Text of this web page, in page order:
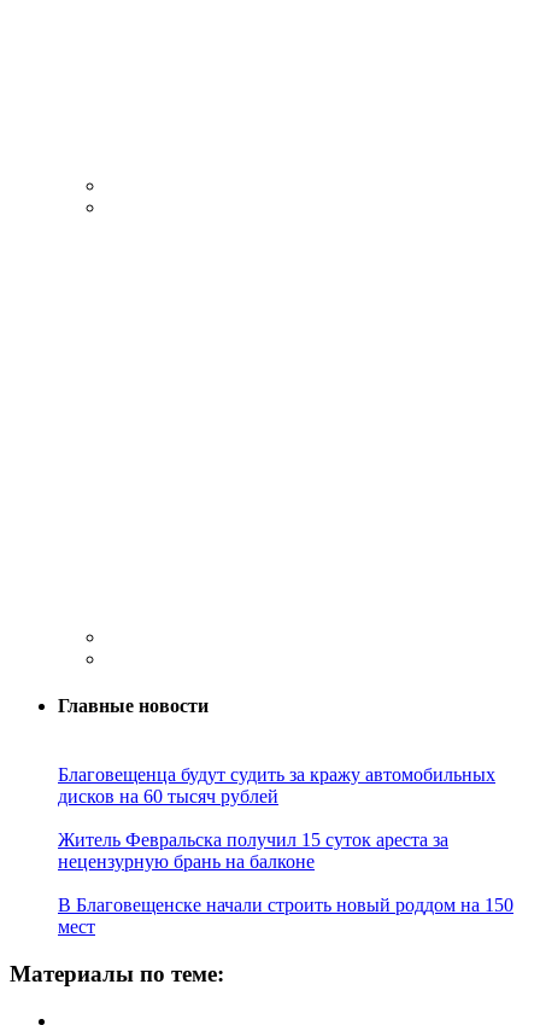
Главные новости
Благовещенца будут судить за кражу автомобильных
дисков на 60 тысяч рублей
Житель Февральска получил 15 суток ареста за
нецензурную брань на балконе
В Благовещенске начали строить новый роддом на 150
мест
Материалы по теме: